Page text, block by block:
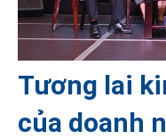
Tương lai
của doanh